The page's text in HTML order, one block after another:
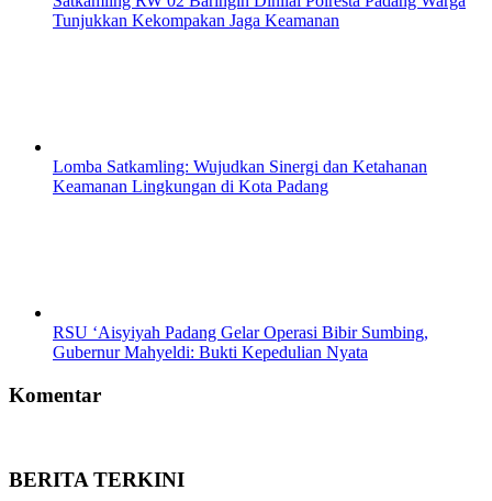
Tunjukkan Kekompakan Jaga Keamanan
Lomba Satkamling: Wujudkan Sinergi dan Ketahanan
Keamanan Lingkungan di Kota Padang
RSU ‘Aisyiyah Padang Gelar Operasi Bibir Sumbing,
Gubernur Mahyeldi: Bukti Kepedulian Nyata
Komentar
BERITA TERKINI